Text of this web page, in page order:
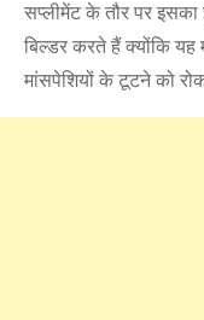
सप्‍लीमेंट के तौर पर
बिल्‍डर करते हैं क्‍योंकि
मांसपेशियों के टूटने को